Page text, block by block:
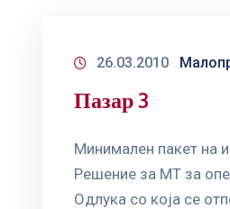
26.03.2010
Пазар 3
Минимален пакет на
Решение за МТ за
Одлука со која се